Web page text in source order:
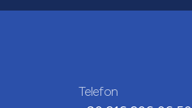
Telefon